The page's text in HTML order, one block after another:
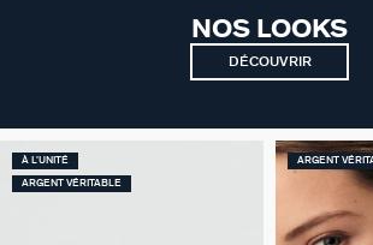
NOS LOOKS
DÉCOUVRIR
À L'UNITÉ
ARGENT VÉRITABLE
ARGENT